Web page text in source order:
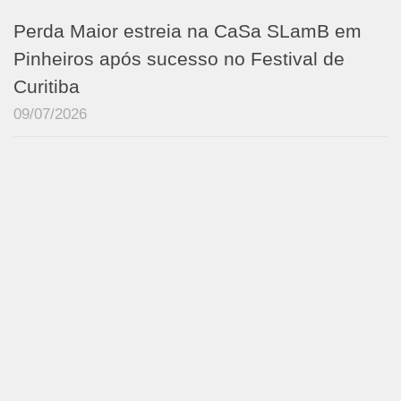
Perda Maior estreia na CaSa SLamB em
Pinheiros após sucesso no Festival de
Curitiba
09/07/2026